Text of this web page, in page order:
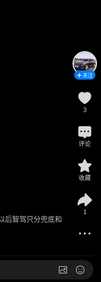
后智驾只分兜底和
关注
3
评论
收藏
1